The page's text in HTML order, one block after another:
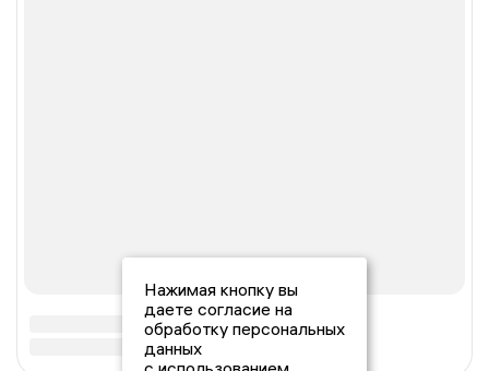
Нажимая кнопку вы
даете согласие на
обработку персональных
данных